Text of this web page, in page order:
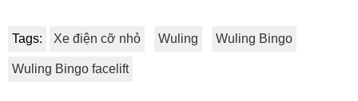
Tags: Xe điện cỡ nhỏ Wuling Wuling Bingo
Wuling Bingo facelift